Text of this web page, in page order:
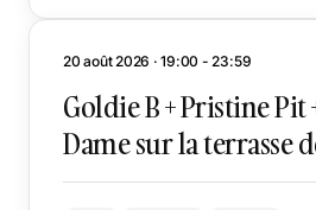
20 août 2026 · 19:00 - 23:59
Goldie B + Pristine Pit
Dame sur la terrasse